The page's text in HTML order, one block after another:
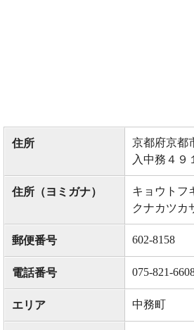
住所
京都府京都
入中務４９１
住所（ヨミガナ）
キョウトフ
クナカツカ
郵便番号 602-8158
電話番号 075-821-
エリア 中務町